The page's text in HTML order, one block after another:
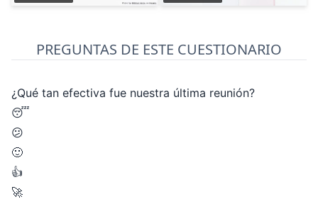
PREGUNTAS DE ESTE CUESTIONARIO
¿Qué tan efectiva fue nuestra última reunión?
😴
😕
🙂
👍
🚀